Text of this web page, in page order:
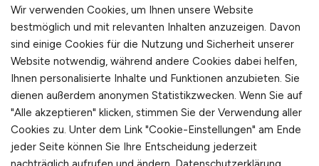
30.07.2026
Leonberg, Würzburg, Heidelberg
Wir verwenden Cookies, um Ihnen unsere Website
bestmöglich und mit relevanten Inhalten anzuzeigen. Davon
sind einige Cookies für die Nutzung und Sicherheit unserer
Website notwendig, während andere Cookies dabei helfen,
Ihnen personalisierte Inhalte und Funktionen anzubieten. Sie
dienen außerdem anonymen Statistikzwecken. Wenn Sie auf
"Alle akzeptieren" klicken, stimmen Sie der Verwendung aller
Cookies zu. Unter dem Link "Cookie-Einstellungen" am Ende
jeder Seite können Sie Ihre Entscheidung jederzeit